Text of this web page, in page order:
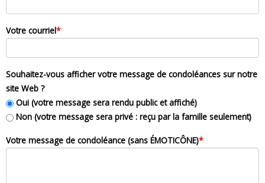
Votre courriel*
Souhaitez-vous afficher votre message de condoléances sur notre
site Web ?
Oui (votre message sera rendu public et affiché)
Non (votre message sera privé : reçu par la famille seulement)
Votre message de condoléance (sans ÉMOTICÔNE)*